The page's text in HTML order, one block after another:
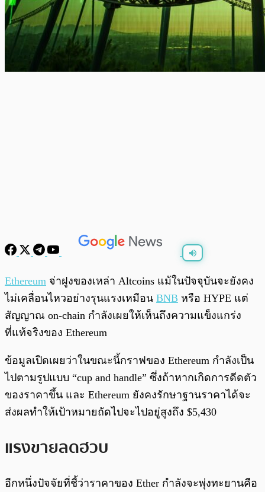
พร้อมเล่น 0:00 0:00
Ethereum จ่าฝูงของเหล่า Altcoins แม้ในปัจจุบันจะยังคง
ไม่เคลื่อนไหวอย่างรุนแรงเหมือน BNB หรือ HYPE แต่
สัญญาณ on-chain กำลังเผยให้เห็นถึงความแข็งแกร่ง
ที่แท้จริงของ Ethereum
ข้อมูลเปิดเผยว่าในขณะนี้กราฟของ Ethereum กำลังเป็น
ไปตามรูปแบบ “cup and handle” ซึ่งถ้าหากเกิดการดีดตัว
ของราคาขึ้น และ Ethereum ยังคงรักษาฐานราคาได้จะ
ส่งผลทำให้เป้าหมายถัดไปจะไปอยู่สูงถึง $5,430
แรงขายลดฮวบ
อีกหนึ่งปัจจัยที่ชี้ว่าราคาของ Ether กำลังจะพุ่งทะยานคือ